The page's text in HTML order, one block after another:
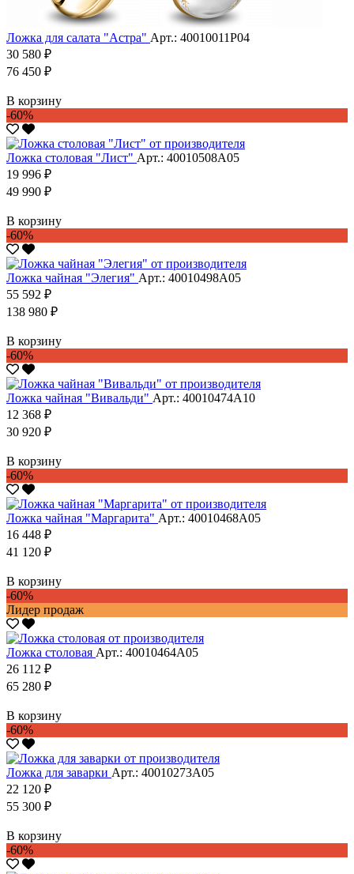
Ложка для салата "Астра" Арт.: 40010011Р04
30 580 ₽
76 450 ₽
В корзину
-60%
Ложка столовая "Лист" Арт.: 40010508А05
19 996 ₽
49 990 ₽
В корзину
-60%
Ложка чайная "Элегия" Арт.: 40010498А05
55 592 ₽
138 980 ₽
В корзину
-60%
Ложка чайная "Вивальди" Арт.: 40010474А10
12 368 ₽
30 920 ₽
В корзину
-60%
Ложка чайная "Маргарита" Арт.: 40010468А05
16 448 ₽
41 120 ₽
В корзину
-60%
Лидер продаж
Ложка столовая Арт.: 40010464А05
26 112 ₽
65 280 ₽
В корзину
-60%
Ложка для заварки Арт.: 40010273А05
22 120 ₽
55 300 ₽
В корзину
-60%